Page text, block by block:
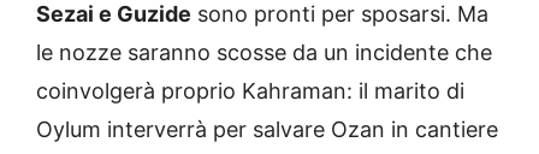
Sezai e Guzide sono pronti per sposarsi. Ma
le nozze saranno scosse da un incidente che
coinvolgerà proprio Kahraman: il marito di
Oylum interverrà per salvare Ozan in cantiere